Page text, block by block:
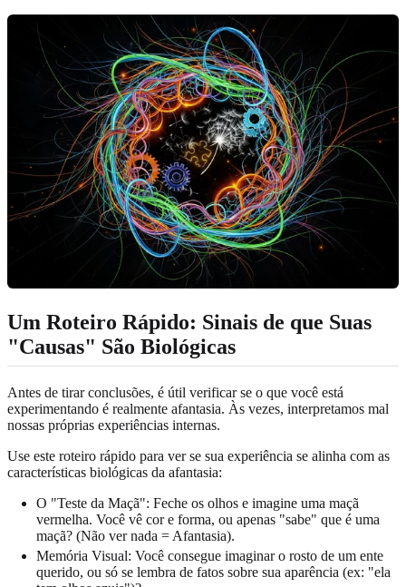
Um Roteiro Rápido: Sinais de que Suas
"Causas" São Biológicas
Antes de tirar conclusões, é útil verificar se o que você está
experimentando é realmente afantasia. Às vezes, interpretamos mal
nossas próprias experiências internas.
Use este roteiro rápido para ver se sua experiência se alinha com as
características biológicas da afantasia:
O "Teste da Maçã": Feche os olhos e imagine uma maçã
vermelha. Você vê cor e forma, ou apenas "sabe" que é uma
maçã? (Não ver nada = Afantasia).
Memória Visual: Você consegue imaginar o rosto de um ente
querido, ou só se lembra de fatos sobre sua aparência (ex: "ela